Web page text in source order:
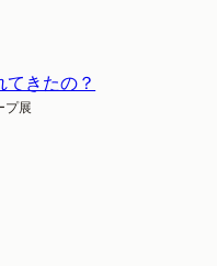
てきたの？
プ展